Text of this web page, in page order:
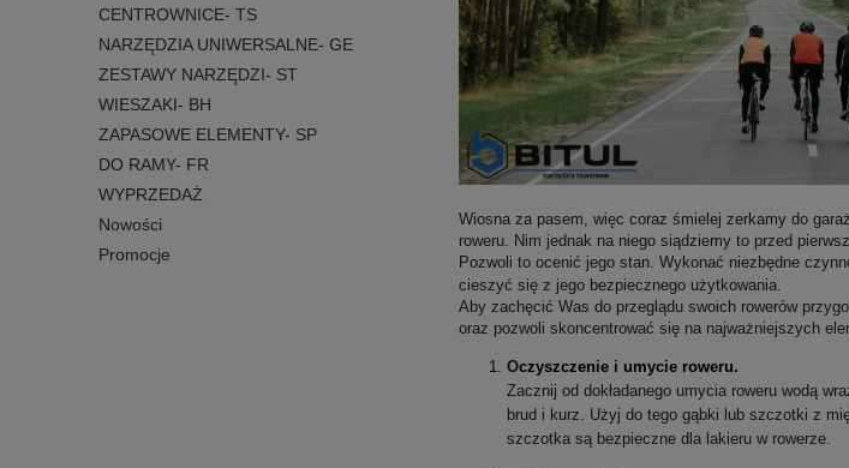
CENTROWNICE- TS
NARZĘDZIA UNIWERSALNE- GE
ZESTAWY NARZĘDZI- ST
WIESZAKI- BH
ZAPASOWE ELEMENTY- SP
DO RAMY- FR
WYPRZEDAŻ
Nowości
Promocje
Wiosna za pasem, więc coraz śmielej zerkamy do
roweru. Nim jednak na niego siądziemy to przed
Pozwoli to ocenić jego stan. Wykonać niezbędne
cieszyć się z jego bezpiecznego użytkowania.
Aby zachęcić Was do przeglądu swoich rowerów
oraz pozwoli skoncentrować się na najważniejszych
Oczyszczenie i umycie roweru.
Zacznij od dokładanego umycia roweru wodą
brud i kurz. Użyj do tego gąbki lub szczotki z
szczotka są bezpieczne dla lakieru w rowerze.